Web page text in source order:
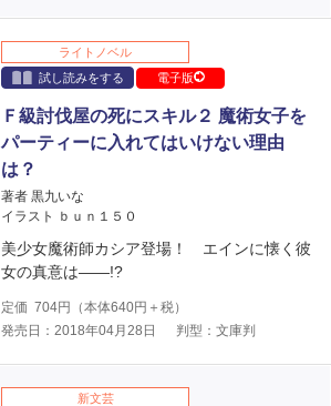
ライトノベル
試し読みをする
電子版
Ｆ級討伐屋の死にスキル２ 魔術女子を
パーティーに入れてはいけない理由
は？
著者 黒九いな
イラスト ｂｕｎ１５０
美少女魔術師カシア登場！ エインに懐く彼
女の真意は――!?
定価 704円（本体640円＋税）
発売日：2018年04月28日
判型：文庫判
新文芸